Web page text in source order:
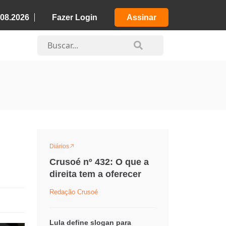
Fazer Login Assinar
Diários
Crusoé nº 432: O que a
direita tem a oferecer
Redação Crusoé
Lula define slogan para